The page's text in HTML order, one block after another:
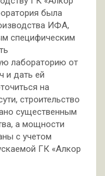
была
ИФА,
специфическим
лабораторию от
и дать ей
на
строительство
существенным
а мощности
с учетом
ГК «Алкор